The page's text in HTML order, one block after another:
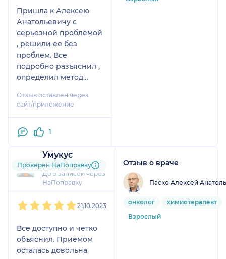
Пришла к Алексею
Анатольевичу с
серьезной проблемой
, решили ее без
проблем. Все
подробно разъяснил ,
определил метод
профессиональный и
рациональный подход
лаконично , по делу.
месте. Спасибо
большое Вам!!!
Отзыв оставлен через
сайт/приложение
1
Умукус
3 отзыва
До 5 записей через
НаПоправку
Проверен НаПоправку
21.10.2023
Все доступно и четко
объяснил. Приемом
осталась довольна
Отзыв о враче
Паско Алексей
онколог
химиотерапевт
Взрослый